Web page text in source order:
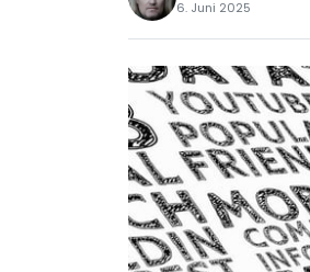
6. Juni 2025